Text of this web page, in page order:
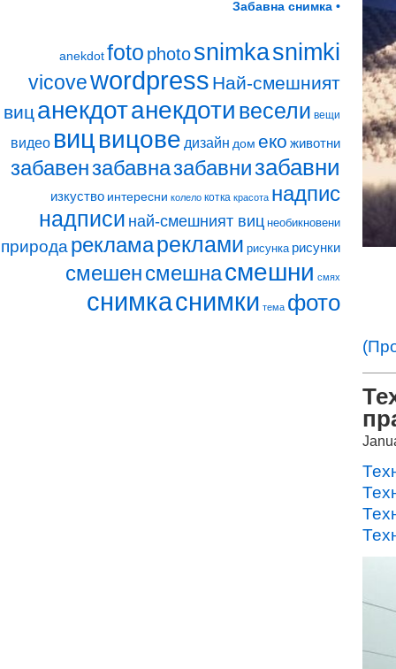
Забавна снимка •
anekdotfoto photosnimkasnimki
vicovewordpress Най-смешният
вицанекдотанекдоти весели вещи
видео вицвицове дизайн дом еко животни
забавензабавназабавнизабавни
изкуство интересни колело котка красота надпис
надписи най-смешният виц необикновени
природа рекламареклами рисунка рисунки
смешенсмешнасмешни смях
снимкаснимки тема фото